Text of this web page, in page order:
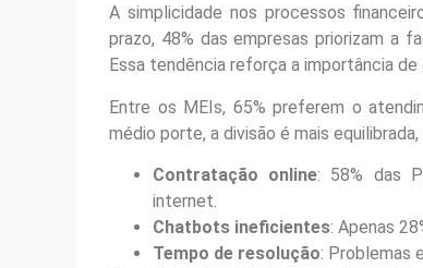
A simplicidade nos processos
prazo, 48% das empresas priorizam a
Essa tendência reforça a importância
Entre os MEIs, 65% preferem o
médio porte, a divisão é mais
Contratação online: 58% das
internet.
Chatbots ineficientes: Apenas
Tempo de resolução: Problemas